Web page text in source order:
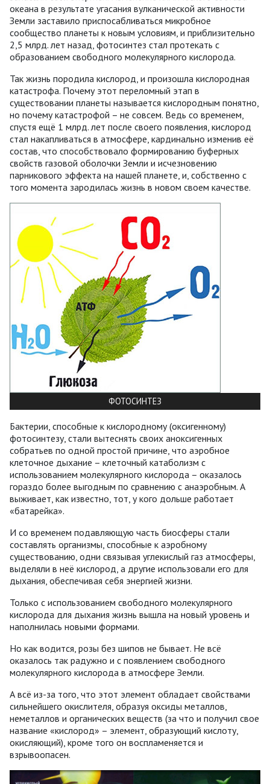
океана в результате угасания вулканической активности
Земли заставило приспосабливаться микробное
сообщество планеты к новым условиям, и приблизительно
2,5 млрд. лет назад, фотосинтез стал протекать с
образованием свободного молекулярного кислорода.
Так жизнь породила кислород, и произошла кислородная
катастрофа. Почему этот переломный этап в
существовании планеты называется кислородным понятно,
но почему катастрофой – не совсем. Ведь со временем,
спустя ещё 1 млрд. лет после своего появления, кислород
стал накапливаться в атмосфере, кардинально изменив её
состав, что способствовало формированию буферных
свойств газовой оболочки Земли и исчезновению
парникового эффекта на нашей планете, и, собственно с
того момента зародилась жизнь в новом своем качестве.
ФОТОСИНТЕЗ
Бактерии, способные к кислородному (оксигенному)
фотосинтезу, стали вытеснять своих аноксигенных
собратьев по одной простой причине, что аэробное
клеточное дыхание – клеточный катаболизм с
использованием молекулярного кислорода – оказалось
гораздо более выгодным по сравнению с анаэробным. А
выживает, как известно, тот, у кого дольше работает
«батарейка».
И со временем подавляющую часть биосферы стали
составлять организмы, способные к аэробному
существованию, одни связывая углекислый газ атмосферы,
выделяли в неё кислород, а другие использовали его для
дыхания, обеспечивая себя энергией жизни.
Только с использованием свободного молекулярного
кислорода для дыхания жизнь вышла на новый уровень и
наполнилась новыми формами.
Но как водится, розы без шипов не бывает. Не всё
оказалось так радужно и с появлением свободного
молекулярного кислорода в атмосфере Земли.
А всё из-за того, что этот элемент обладает свойствами
сильнейшего окислителя, образуя оксиды металлов,
неметаллов и органических веществ (за что и получил свое
название «кислород» – элемент, образующий кислоту,
окисляющий), кроме того он воспламеняется и
взрывоопасен.